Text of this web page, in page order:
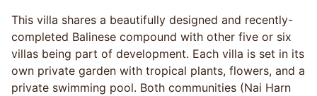
This villa shares a beautifully designed and recently-
completed Balinese compound with other five or six
villas being part of development. Each villa is set in its
own private garden with tropical plants, flowers, and a
private swimming pool. Both communities (Nai Harn